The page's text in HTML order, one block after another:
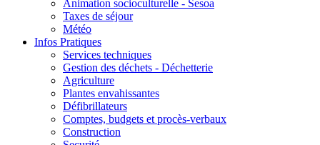
Animation socioculturelle - Sesoa
Taxes de séjour
Météo
Infos Pratiques
Services techniques
Gestion des déchets - Déchetterie
Agriculture
Plantes envahissantes
Défibrillateurs
Comptes, budgets et procès-verbaux
Construction